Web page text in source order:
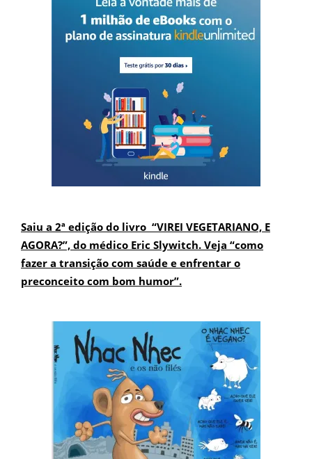
Saiu a 2ª edição do livro “VIREI VEGETARIANO, E
AGORA?”, do médico Eric Slywitch. Veja “como
fazer a transição com saúde e enfrentar o
preconceito com bom humor”.